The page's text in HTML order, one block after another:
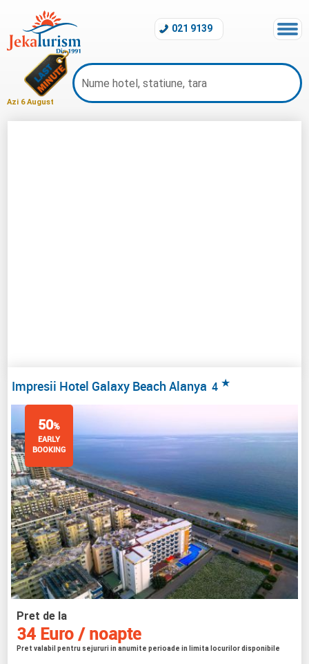
Azi 6 August
021 9139
Impresii Hotel Galaxy Beach Alanya 4 ★
50%
EARLY
BOOKING
Pret de la
34 Euro / noapte
Pret valabil pentru sejururi in anumite perioade in limita locurilor disponibile